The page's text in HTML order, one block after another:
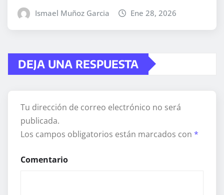
Ismael Muñoz Garcia Ene 28, 2026
DEJA UNA RESPUESTA
Tu dirección de correo electrónico no será
publicada.
Los campos obligatorios están marcados con *
Comentario